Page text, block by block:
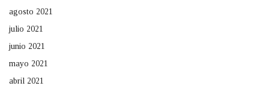
agosto 2021
julio 2021
junio 2021
mayo 2021
abril 2021